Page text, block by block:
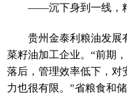
——沉下身到一线，
贵州金泰利粮油发展
菜籽油加工企业。“前期
落后，管理效率低下，对
力也很有限。”省粮食和